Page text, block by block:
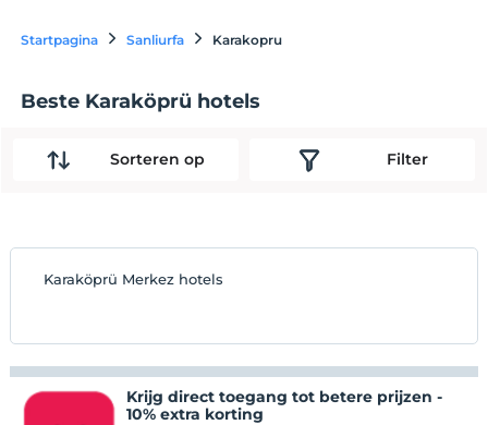
Startpagina Sanliurfa Karakopru
Beste Karaköprü hotels
Sorteren op Filter
Karaköprü Merkez hotels
Krijg direct toegang tot betere prijzen -
10% extra korting